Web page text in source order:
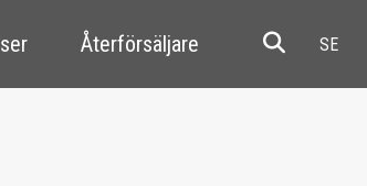
Återförsäljare Resale